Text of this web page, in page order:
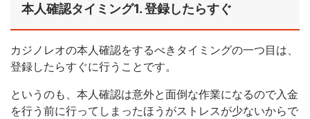
本人確認タイミング1. 登録したらすぐ
カジノレオの本人確認をするべきタイミングの一つ目は、
登録したらすぐに行うことです。
というのも、本人確認は意外と面倒な作業になるので入金
を行う前に行ってしまったほうがストレスが少ないからで